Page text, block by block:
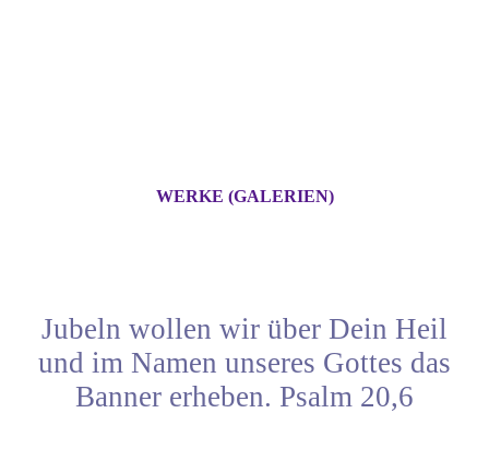
WERKE (GALERIEN)
Jubeln wollen wir über Dein Heil
und im Namen unseres Gottes das
Banner erheben. Psalm 20,6